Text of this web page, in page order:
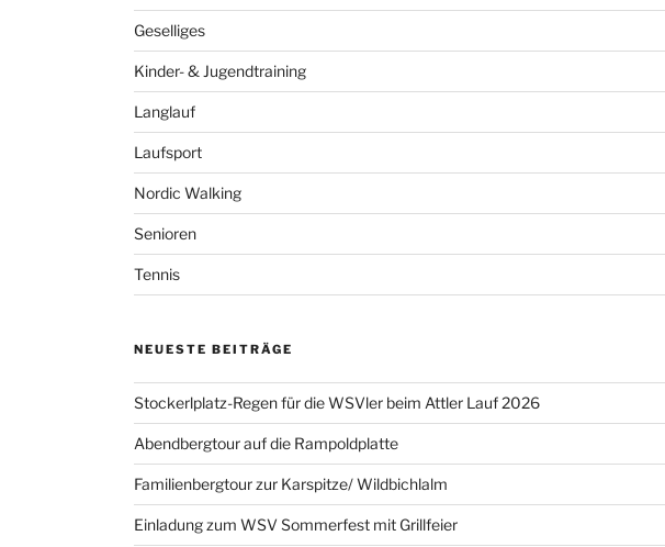
Geselliges
Kinder- & Jugendtraining
Langlauf
Laufsport
Nordic Walking
Senioren
Tennis
NEUESTE BEITRÄGE
Stockerlplatz-Regen für die WSVler beim Attler Lauf 2026
Abendbergtour auf die Rampoldplatte
Familienbergtour zur Karspitze/ Wildbichlalm
Einladung zum WSV Sommerfest mit Grillfeier